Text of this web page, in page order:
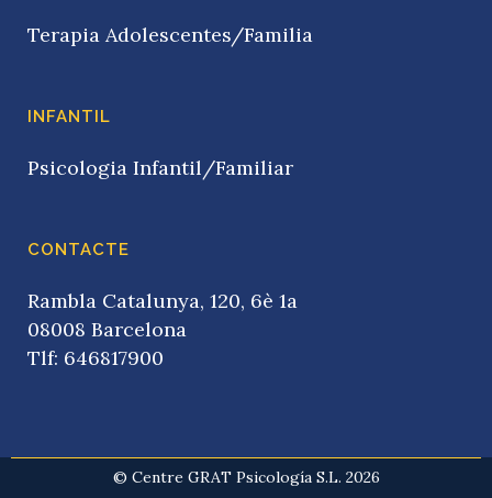
Terapia Adolescentes/Familia
INFANTIL
Psicologia Infantil/Familiar
CONTACTE
Rambla Catalunya, 120, 6è 1a
08008 Barcelona
Tlf: 646817900
© Centre GRAT Psicología S.L. 2026